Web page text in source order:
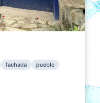
fachada
pueblo